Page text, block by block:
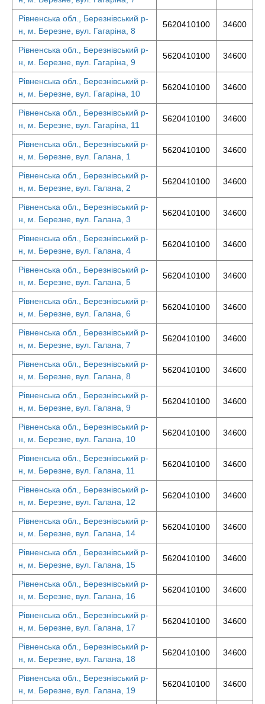
Рівненська обл., Березнівський р-
н, м. Березне, вул. Гагаріна, 8
5620410100 34600
Рівненська обл., Березнівський р-
н, м. Березне, вул. Гагаріна, 9
5620410100 34600
Рівненська обл., Березнівський р-
н, м. Березне, вул. Гагаріна, 10
5620410100 34600
Рівненська обл., Березнівський р-
н, м. Березне, вул. Гагаріна, 11
5620410100 34600
Рівненська обл., Березнівський р-
н, м. Березне, вул. Галана, 1
5620410100 34600
Рівненська обл., Березнівський р-
н, м. Березне, вул. Галана, 2
5620410100 34600
Рівненська обл., Березнівський р-
н, м. Березне, вул. Галана, 3
5620410100 34600
Рівненська обл., Березнівський р-
н, м. Березне, вул. Галана, 4
5620410100 34600
Рівненська обл., Березнівський р-
н, м. Березне, вул. Галана, 5
5620410100 34600
Рівненська обл., Березнівський р-
н, м. Березне, вул. Галана, 6
5620410100 34600
Рівненська обл., Березнівський р-
н, м. Березне, вул. Галана, 7
5620410100 34600
Рівненська обл., Березнівський р-
н, м. Березне, вул. Галана, 8
5620410100 34600
Рівненська обл., Березнівський р-
н, м. Березне, вул. Галана, 9
5620410100 34600
Рівненська обл., Березнівський р-
н, м. Березне, вул. Галана, 10
5620410100 34600
Рівненська обл., Березнівський р-
н, м. Березне, вул. Галана, 11
5620410100 34600
Рівненська обл., Березнівський р-
н, м. Березне, вул. Галана, 12
5620410100 34600
Рівненська обл., Березнівський р-
н, м. Березне, вул. Галана, 14
5620410100 34600
Рівненська обл., Березнівський р-
н, м. Березне, вул. Галана, 15
5620410100 34600
Рівненська обл., Березнівський р-
н, м. Березне, вул. Галана, 16
5620410100 34600
Рівненська обл., Березнівський р-
н, м. Березне, вул. Галана, 17
5620410100 34600
Рівненська обл., Березнівський р-
н, м. Березне, вул. Галана, 18
5620410100 34600
Рівненська обл., Березнівський р-
н, м. Березне, вул. Галана, 19
5620410100 34600